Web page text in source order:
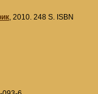
, 2010. 248 S. ISBN